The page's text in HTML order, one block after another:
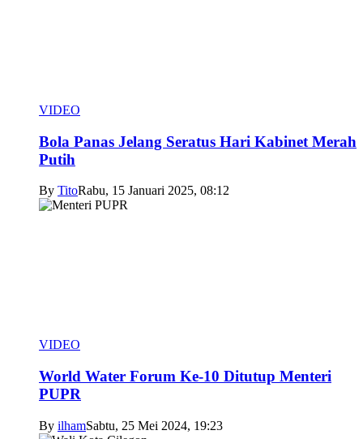
VIDEO
Bola Panas Jelang Seratus Hari Kabinet Merah
Putih
By TitoRabu, 15 Januari 2025, 08:12
VIDEO
World Water Forum Ke-10 Ditutup Menteri
PUPR
By ilhamSabtu, 25 Mei 2024, 19:23